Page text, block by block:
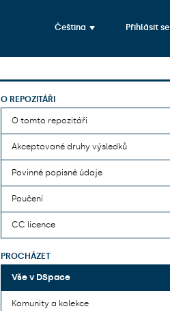
Čeština Přihlásit se
O REPOZITÁŘI
O tomto repozitáři
Akceptované druhy výsledků
Povinné popisné údaje
Poučení
CC licence
PROCHÁZET
Vše v DSpace
Komunity a kolekce